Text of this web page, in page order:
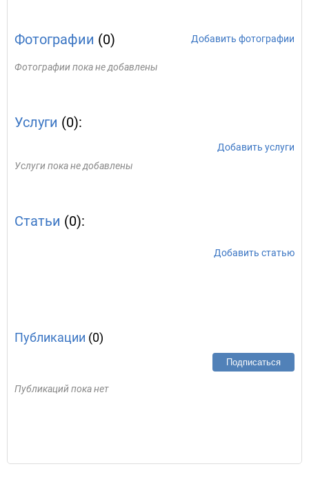
Фотографии (0) Добавить фотографии
Фотографии пока не добавлены
Услуги (0):
Добавить услуги
Услуги пока не добавлены
Статьи (0):
Добавить статью
Публикации (0)
Подписаться
Публикаций пока нет